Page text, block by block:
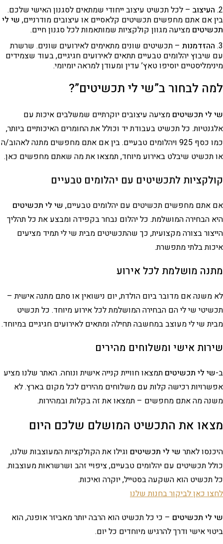
העיצוב – לכל תכשיט עיצוב ייחודי שמתאים לסגנון האישי שלכם.
בין אם אתם מחפשים תכשיטים קלאסיים או עיצובים מודרניים, שי לי
תכשיטים מציעה מגוון קולקציות שמותאמות לכל סגנון חיים.
ההזדמנות – תכשיטים שונים מתאימים לאירועים שונים. שרשרת
עם שיבוץ יהלומים טבעיים תתאים לאירועים חגיגיים, בעוד שצמידים
מינימליסטיים יוסיפו טאץ’ עדין ומעודן למראה יומיומי.
למה לבחור ב”שי לי תכשיטים”?
שי לי תכשיטים מציעה עיצובים יוקרתיים שמשלבים איכות עם
אלגנטיות. כל תכשיט בעבודת יד וכולל את החומרים האיכותיים ביותר,
כמו כסף 925 ויהלומים טבעיים. בין אם אתם מחפשים מתנה לאהוב/ה
או תכשיט שיבלט באירוע מיוחד, תמצאו את מה שאתם מחפשים כאן.
קולקציות לתכשיטים עם יהלומים טבעיים
אם אתם מחפשים תכשיטים עם יהלומים טבעיים, שי לי תכשיטים
היא הבחירה המושלמת. כל יהלום נבחר בקפידה ומבצע את כל תהליך
הייצור בצורה מקצועית, כך שהתכשיטים מבית שי לי תמיד מציעים
איכות בלתי מתפשרת.
מתנה מושלמת לכל אירוע
לא משנה אם מדובר ביום הולדת, יום נישואין או סתם מתנה אישית –
תכשיטי שי לי הם הבחירה המושלמת לכל אירוע מיוחד. כל תכשיט
מבית שי לי מעוצב במחשבה תחילה ומתאים לאירועים חגיגיים במיוחד.
שירות אישי ומשלוחים מהירים
ב-שי לי תכשיטים תמצאו חוויית קנייה אישית ונוחה. האתר שלנו מציע
אפשרויות רכישה קלות עם משלוחים מהירים לכל מקום בארץ. לא
משנה מה אתם מחפשים – תמצאו את זה בקלות ובמהירות.
מצאו את התכשיט המושלם שלכם היום
היכנסו לאתר שי לי תכשיטים וגילו את הקולקציות המעוצבות שלנו,
כולל תכשיטים עם יהלומים טבעיים, ציפויי זהב ושרשראות מעוצבות.
כל תכשיט הוא השקעה בסטייל, יוקרה ואיכות.
לחצו כאן לביקור בחנות שלנו
שי לי תכשיטים – כי כל תכשיט הוא הרבה יותר מאביזר אופנה, הוא
ביטוי אישי ודרך להרגיש מיוחדים כל יום.